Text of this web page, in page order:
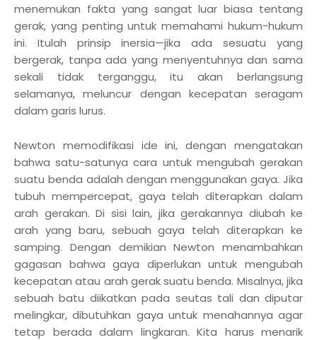
menemukan fakta yang sangat luar biasa tentang
gerak, yang penting untuk memahami hukum-hukum
ini. Itulah prinsip inersia—jika ada sesuatu yang
bergerak, tanpa ada yang menyentuhnya dan sama
sekali tidak terganggu, itu akan berlangsung
selamanya, meluncur dengan kecepatan seragam
dalam garis lurus.
Newton memodifikasi ide ini, dengan mengatakan
bahwa satu-satunya cara untuk mengubah gerakan
suatu benda adalah dengan menggunakan gaya. Jika
tubuh mempercepat, gaya telah diterapkan dalam
arah gerakan. Di sisi lain, jika gerakannya diubah ke
arah yang baru, sebuah gaya telah diterapkan ke
samping. Dengan demikian Newton menambahkan
gagasan bahwa gaya diperlukan untuk mengubah
kecepatan atau arah gerak suatu benda. Misalnya, jika
sebuah batu diikatkan pada seutas tali dan diputar
melingkar, dibutuhkan gaya untuk menahannya agar
tetap berada dalam lingkaran. Kita harus menarik